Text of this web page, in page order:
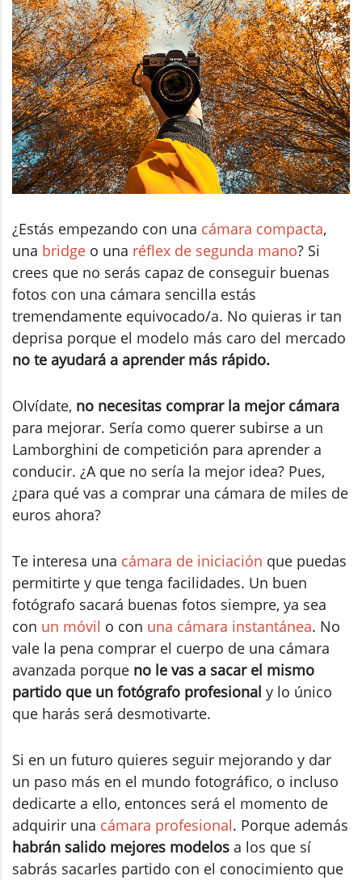
¿Estás empezando con una cámara compacta,
una bridge o una réflex de segunda mano? Si
crees que no serás capaz de conseguir buenas
fotos con una cámara sencilla estás
tremendamente equivocado/a. No quieras ir tan
deprisa porque el modelo más caro del mercado
no te ayudará a aprender más rápido.
Olvídate, no necesitas comprar la mejor cámara
para mejorar. Sería como querer subirse a un
Lamborghini de competición para aprender a
conducir. ¿A que no sería la mejor idea? Pues,
¿para qué vas a comprar una cámara de miles de
euros ahora?
Te interesa una cámara de iniciación que puedas
permitirte y que tenga facilidades. Un buen
fotógrafo sacará buenas fotos siempre, ya sea
con un móvil o con una cámara instantánea. No
vale la pena comprar el cuerpo de una cámara
avanzada porque no le vas a sacar el mismo
partido que un fotógrafo profesional y lo único
que harás será desmotivarte.
Si en un futuro quieres seguir mejorando y dar
un paso más en el mundo fotográfico, o incluso
dedicarte a ello, entonces será el momento de
adquirir una cámara profesional. Porque además
habrán salido mejores modelos a los que sí
sabrás sacarles partido con el conocimiento que